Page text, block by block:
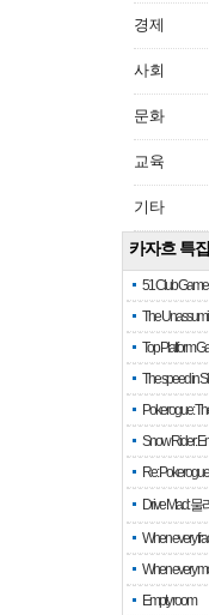
경제
사회
문화
교육
기타
카자흐 특
51 Club Game
The
Top Platform
The speed in
Pokerogue:
Snow Rider:
Re:
Drive Mad:
When every
When every
Empty room